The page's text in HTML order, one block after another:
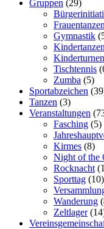
Gruppen (29)
Frauentanzen
Gymnastik
Kindertanzen
Kinderturnen
Tischtennis
Zumba (5)
Sportabzeichen
Tanzen (3)
Veranstaltungen
Fasching (5)
Kirmes (8)
Night of the
Rocknacht
Sporttag (10)
Wanderung
Zeltlager